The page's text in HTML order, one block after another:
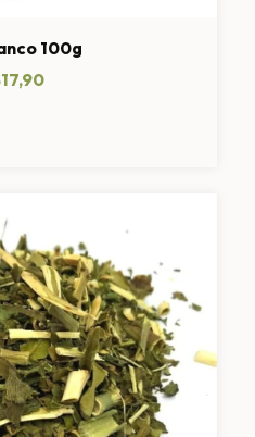
100g